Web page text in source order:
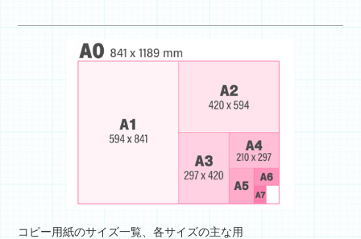
コピー用紙のサイズ一覧、各サイズの主な用